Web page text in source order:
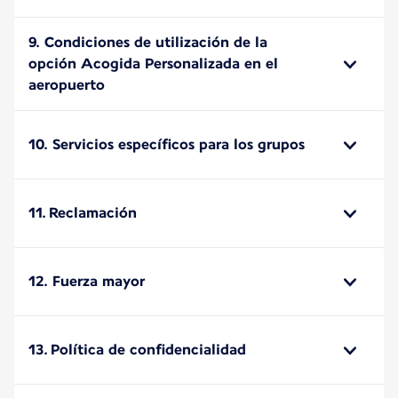
9. Condiciones de utilización de la
opción Acogida Personalizada en el
aeropuerto
10. Servicios específicos para los grupos
11. Reclamación
12. Fuerza mayor
13. Política de confidencialidad